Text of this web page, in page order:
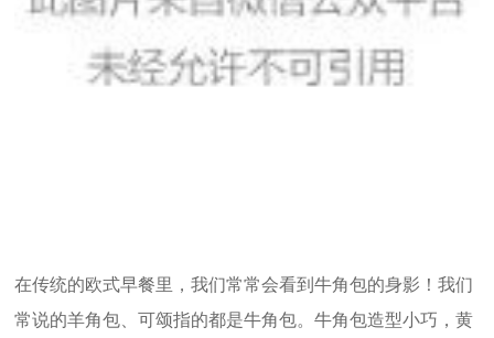
在传统的欧式早餐里，我们常常会看到牛角包的身影！我们
常说的羊角包、可颂指的都是牛角包。牛角包造型小巧，黄